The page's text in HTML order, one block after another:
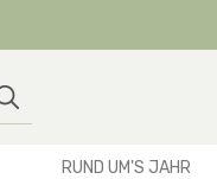
RUND UM'S JAHR